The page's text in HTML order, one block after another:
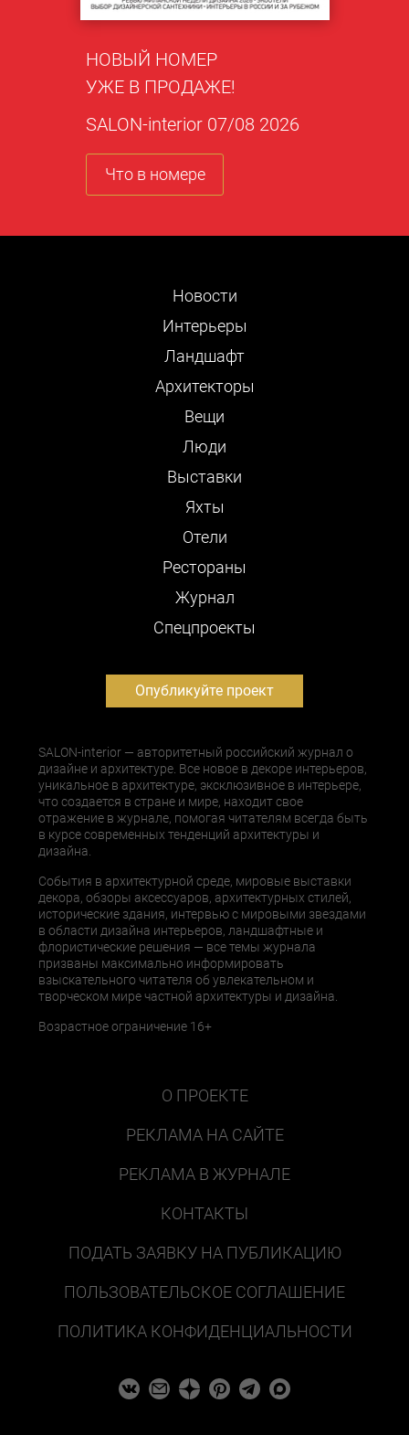
НОВЫЙ НОМЕР
УЖЕ В ПРОДАЖЕ!
SALON-interior 07/08 2026
Что в номере
Новости
Интерьеры
Ландшафт
Архитекторы
Вещи
Люди
Выставки
Яхты
Отели
Рестораны
Журнал
Cпецпроекты
Опубликуйте проект
SALON-interior — авторитетный российский журнал о
дизайне и архитектуре. Все новое в декоре интерьеров,
уникальное в архитектуре, эксклюзивное в интерьере,
что создается в стране и мире, находит свое
отражение в журнале, помогая читателям всегда быть
в курсе современных тенденций архитектуры и
дизайна.
События в архитектурной среде, мировые выставки
декора, обзоры аксессуаров, архитектурных стилей,
исторические здания, интервью с мировыми звездами
в области дизайна интерьеров, ландшафтные и
флористические решения — все темы журнала
призваны максимально информировать
взыскательного читателя об увлекательном и
творческом мире частной архитектуры и дизайна.
Возрастное ограничение 16+
О ПРОЕКТЕ
РЕКЛАМА НА САЙТЕ
РЕКЛАМА В ЖУРНАЛЕ
КОНТАКТЫ
ПОДАТЬ ЗАЯВКУ НА ПУБЛИКАЦИЮ
ПОЛЬЗОВАТЕЛЬСКОЕ СОГЛАШЕНИЕ
ПОЛИТИКА КОНФИДЕНЦИАЛЬНОСТИ